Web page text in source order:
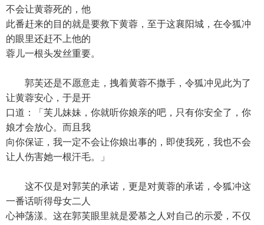
不会让黄蓉死的，他
此番赶来的目的就是要救下黄蓉，至于这襄阳城，在令狐冲
的眼里还赶不上他的
蓉儿一根头发丝重要。
郭芙还是不愿意走，拽着黄蓉不撒手，令狐冲见此为了
让黄蓉安心，于是开
口道：「芙儿妹妹，你就听你娘亲的吧，只有你安全了，你
娘才会放心。而且我
向你保证，我一定不会让你娘出事的，即使我死，我也不会
让人伤害她一根汗毛。」
这不仅是对郭芙的承诺，更是对黄蓉的承诺，令狐冲这
一番话听得母女二人
心神荡漾。这在郭芙眼里就是爱慕之人对自己的示爱，不仅